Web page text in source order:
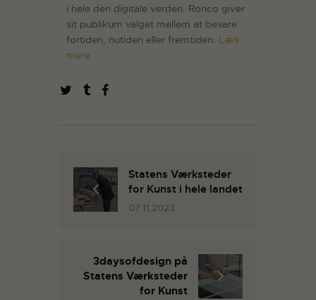
i hele den digitale verden. Ronco giver
sit publikum valget mellem at bevare
fortiden, nutiden eller fremtiden. Læs
mere
Statens Værksteder
for Kunst i hele landet
07.11.2023
3daysofdesign på
Statens Værksteder
for Kunst